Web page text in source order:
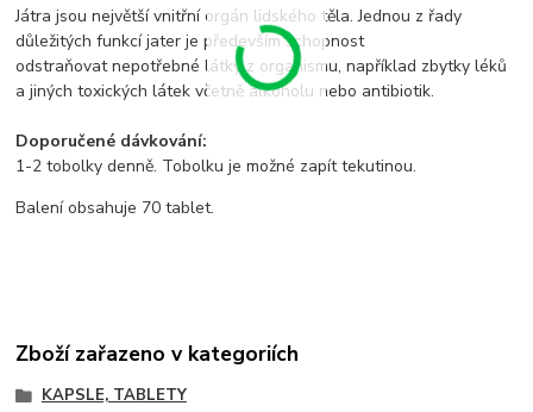
Játra jsou největší vnitřní orgán lidského těla. Jednou z řady
důležitých funkcí jater je především schopnost
odstraňovat nepotřebné látky z organismu, například zbytky léků
a jiných toxických látek včetně alkoholu nebo antibiotik.
Doporučené dávkování:
1-2 tobolky denně. Tobolku je možné zapít tekutinou.
Balení obsahuje 70 tablet.
Zboží zařazeno v kategoriích
KAPSLE, TABLETY